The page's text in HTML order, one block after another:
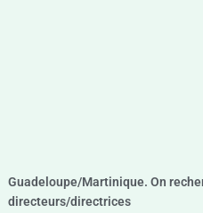
Guadeloupe/Martinique. On
directeurs/directrices